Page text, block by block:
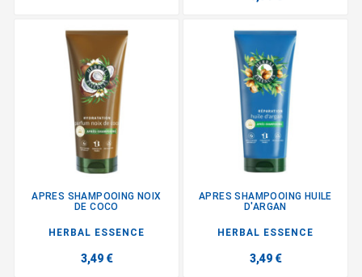
APRES SHAMPOOING NOIX
DE COCO
HERBAL ESSENCE
3,49 €
APRES SHAMPOOING HUILE
D'ARGAN
HERBAL ESSENCE
3,49 €